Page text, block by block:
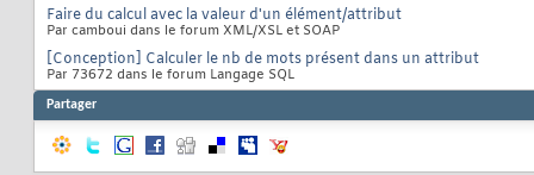
Faire du calcul avec la valeur d'un élément/attribut
Par camboui dans le forum XML/XSL et SOAP
[Conception] Calculer le nb de mots présent dans un attribut
Par 73672 dans le forum Langage SQL
Partager